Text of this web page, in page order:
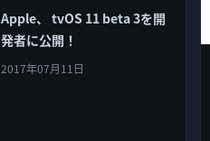
Apple、 tvOS 11 beta 3を開
発者に公開！
2017年07月11日